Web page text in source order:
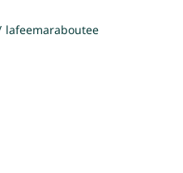
lafeemaraboutee